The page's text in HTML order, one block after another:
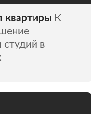
квартиры К
в